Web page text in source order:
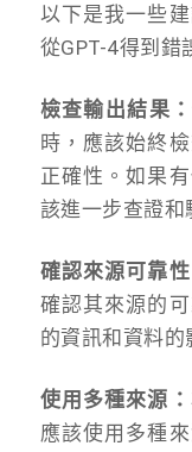
以下是我一些
從GPT-4得到錯
檢查輸出結果：
時，應該始終
正確性。如果
該進一步查證和
確認來源可靠性
確認其來源的
的資訊和資料的
使用多種來源：
應該使用多種